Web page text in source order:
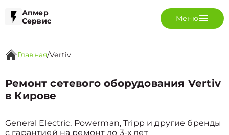
Апмер
Сервис
Меню
Главная/Vertiv
Ремонт сетевого оборудования Vertiv
в Кирове
General Electric, Powerman, Tripp и другие бренды
с гарантией на ремонт до 3-х лет